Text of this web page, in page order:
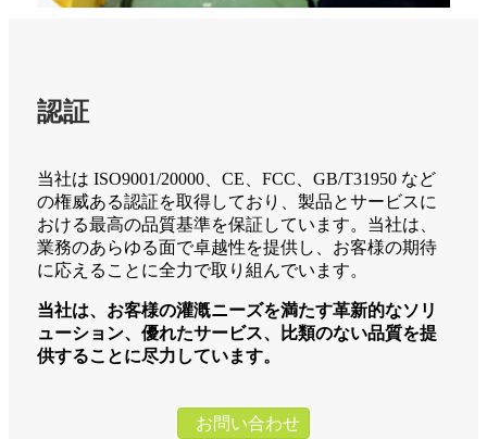
認証
当社は ISO9001/20000、CE、FCC、GB/T31950 など
の権威ある認証を取得しており、製品とサービスに
おける最高の品質基準を保証しています。当社は、
業務のあらゆる面で卓越性を提供し、お客様の期待
に応えることに全力で取り組んでいます。
当社は、お客様の灌漑ニーズを満たす革新的なソリ
ューション、優れたサービス、比類のない品質を提
供することに尽力しています。
お問い合わせ